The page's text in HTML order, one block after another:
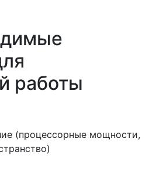
работы
(процессорные мощности,